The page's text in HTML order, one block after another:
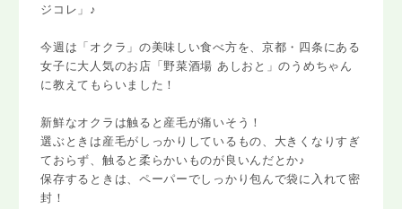
ジコレ」♪
今週は「オクラ」の美味しい食べ方を、京都・四条にある
女子に大人気のお店「野菜酒場 あしおと」のうめちゃん
に教えてもらいました！
新鮮なオクラは触ると産毛が痛いそう！
選ぶときは産毛がしっかりしているもの、大きくなりすぎ
ておらず、触ると柔らかいものが良いんだとか♪
保存するときは、ペーパーでしっかり包んで袋に入れて密
封！